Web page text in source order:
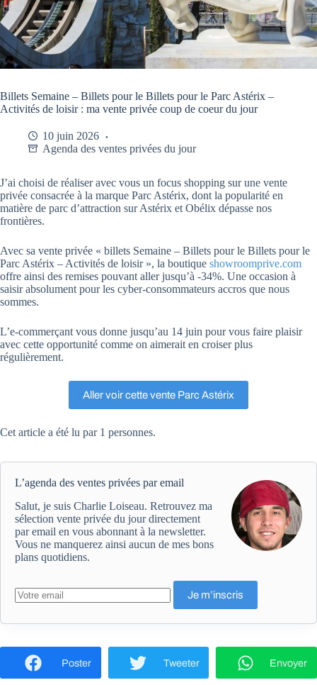
Billets Semaine – Billets pour le Billets pour le Parc Astérix –
Activités de loisir : ma vente privée coup de coeur du jour
10 juin 2026
Agenda des ventes privées du jour
J’ai choisi de réaliser avec vous un focus shopping sur une vente
privée consacrée à la marque Parc Astérix, dont la popularité en
matière de parc d’attraction sur Astérix et Obélix dépasse nos
frontières.
Avec sa vente privée « billets Semaine – Billets pour le Billets pour le
Parc Astérix – Activités de loisir », la boutique showroomprive.com
offre ainsi des remises pouvant aller jusqu’à -34%. Une occasion à
saisir absolument pour les cyber-consommateurs accros que nous
sommes.
L’e-commerçant vous donne jusqu’au 14 juin pour vous faire plaisir
avec cette opportunité comme on aimerait en croiser plus
régulièrement.
Aller voir cette vente Parc Astérix
Cet article a été lu par 1 personnes.
L’agenda des ventes privées par email
Salut, je suis Charlie Loiseau. Retrouvez ma
sélection vente privée du jour directement
par email en vous abonnant à la newsletter.
Vous ne manquerez ainsi aucun de mes bons
plans quotidiens.
Poster Tweeter Envoyer